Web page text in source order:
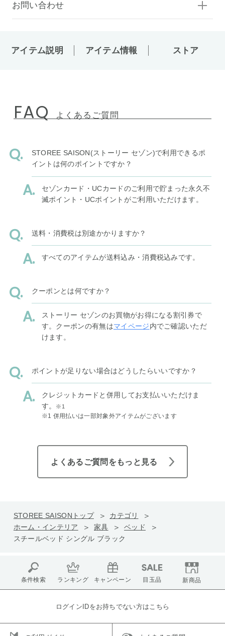
お問い合わせ
アイテム説明 アイテム情報 ストア
FAQ よくあるご質問
STOREE SAISON(ストーリー セゾン)で利用できるポ
イントは何のポイントですか？
セゾンカード・UCカードのご利用で貯まった永久不
滅ポイント・UCポイントがご利用いただけます。
送料・消費税は別途かかりますか？
すべてのアイテムが送料込み・消費税込みです。
クーポンとは何ですか？
ストーリー セゾンのお買物がお得になる割引券で
す。クーポンの有無はマイページ内でご確認いただ
けます。
ポイントが足りない場合はどうしたらいいですか？
クレジットカードと併用してお支払いいただけま
す。
※1
※1 併用払いは一部対象外アイテムがございます
よくあるご質問をもっと見る
STOREE SAISONトップ
カテゴリ
ホーム・インテリア
家具
ベッド
スチールベッド シングル ブラック
条件検索 ランキング キャンペーン 目玉品 新商品
ログインIDをお持ちでない方はこちら